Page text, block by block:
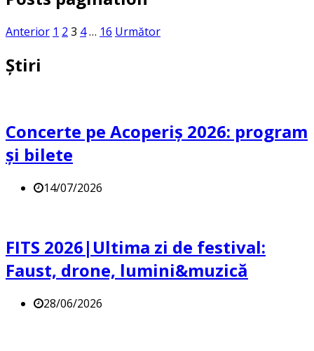
Anterior 1 2 3 4… 16 Următor
Știri
Concerte pe Acoperiș 2026: program
și bilete
14/07/2026
FITS 2026|Ultima zi de festival:
Faust, drone, lumini&muzică
28/06/2026